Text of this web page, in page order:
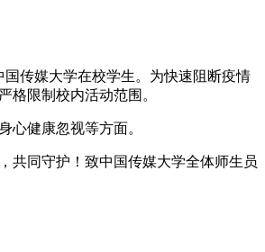
传媒大学在校学生。为快速阻断疫情
格限制校内活动范围。
心健康忽视等方面。
共同守护！致中国传媒大学全体师生员